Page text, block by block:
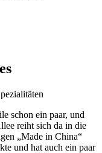
schon ein paar, und
reiht sich da in die
„Made in China“
und hat auch ein paar